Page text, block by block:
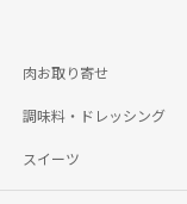
肉お取り寄せ
調味料・ドレッシング
スイーツ